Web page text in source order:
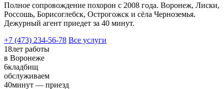
Полное сопровождение похорон с 2008 года. Воронеж, Лиски,
Россошь, Борисоглебск, Острогожск и сёла Черноземья.
Дежурный агент приедет за 40 минут.
+7 (473) 234-56-78 Все услуги
18лет работы
в Воронеже
6кладбищ
обслуживаем
40минут — приезд